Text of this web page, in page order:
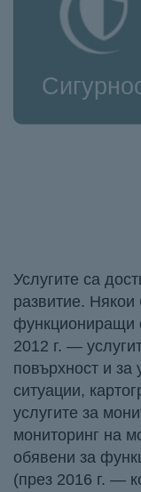
Услугите са
развитие. Някои
функциониращи
2012 г. —
повърхност и
ситуации,
услугите за
мониторинг на
обявени за
(през 2016 г. —